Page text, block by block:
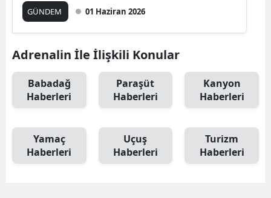
GÜNDEM 01 Haziran 2026
Adrenalin İle İlişkili Konular
Babadağ
Haberleri
Paraşüt
Haberleri
Kanyon
Haberleri
Yamaç
Haberleri
Uçuş
Haberleri
Turizm
Haberleri